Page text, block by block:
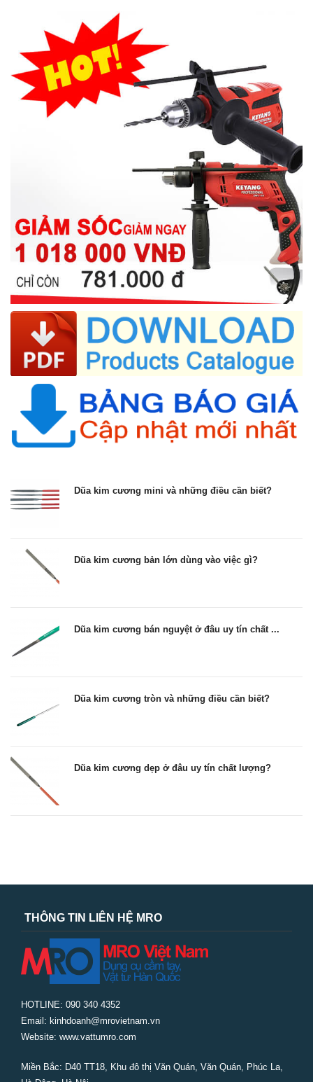
Dũa kim cương mini và những điều cần biết?
Dũa kim cương bản lớn dùng vào việc gì?
Dũa kim cương bán nguyệt ở đâu uy tín chất ...
Dũa kim cương tròn và những điều cần biết?
Dũa kim cương dẹp ở đâu uy tín chất lượng?
THÔNG TIN LIÊN HỆ MRO
HOTLINE: 090 340 4352
Email: kinhdoanh@mrovietnam.vn
Website: www.vattumro.com
Miền Bắc: D40 TT18, Khu đô thị Văn Quán, Văn Quán, Phúc La,